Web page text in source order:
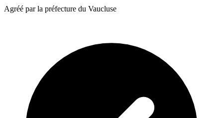
Agréé par la préfecture du Vaucluse